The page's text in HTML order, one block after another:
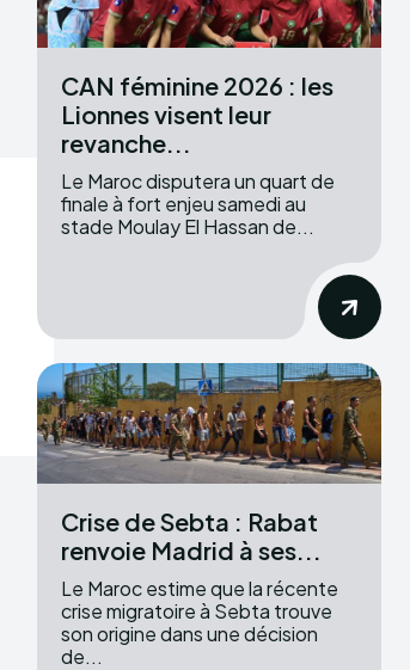
CAN féminine 2026 : les
Lionnes visent leur
revanche...
Le Maroc disputera un quart de
finale à fort enjeu samedi au
stade Moulay El Hassan de...
Crise de Sebta : Rabat
renvoie Madrid à ses...
Le Maroc estime que la récente
crise migratoire à Sebta trouve
son origine dans une décision
de...